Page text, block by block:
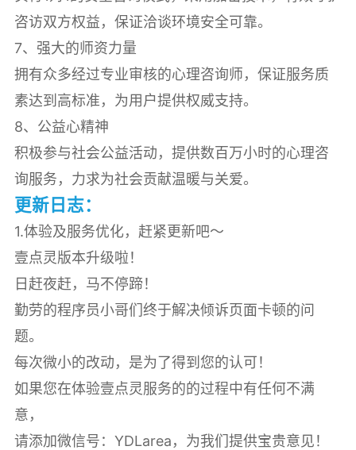
咨访双方权益，保证洽谈环境安全可靠。
7、强大的师资力量
拥有众多经过专业审核的心理咨询师，保证服务质
素达到高标准，为用户提供权威支持。
8、公益心精神
积极参与社会公益活动，提供数百万小时的心理咨
询服务，力求为社会贡献温暖与关爱。
更新日志：
1.体验及服务优化，赶紧更新吧～
壹点灵版本升级啦！
日赶夜赶，马不停蹄！
勤劳的程序员小哥们终于解决倾诉页面卡顿的问
题。
每次微小的改动，是为了得到您的认可！
如果您在体验壹点灵服务的的过程中有任何不满
意，
请添加微信号：YDLarea，为我们提供宝贵意见！